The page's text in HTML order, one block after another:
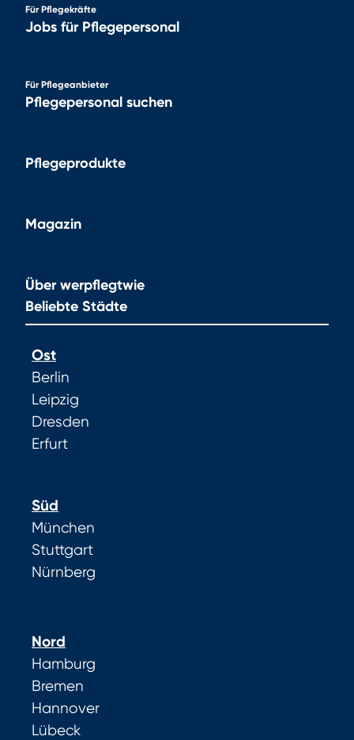
Für Pflegekräfte
Jobs für Pflegepersonal
Für Pflegeanbieter
Pflegepersonal suchen
Pflegeprodukte
Magazin
Über werpflegtwie
Beliebte Städte
Ost
Berlin
Leipzig
Dresden
Erfurt
Süd
München
Stuttgart
Nürnberg
Nord
Hamburg
Bremen
Hannover
Lübeck